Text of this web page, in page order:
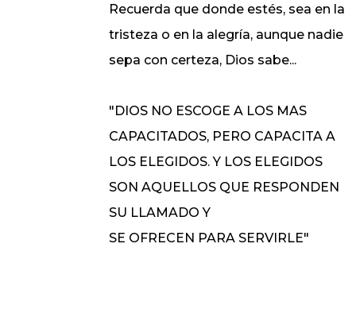
Recuerda que donde estés, sea en la
tristeza o en la alegría, aunque nadie
sepa con certeza, Dios sabe...
"DIOS NO ESCOGE A LOS MAS
CAPACITADOS, PERO CAPACITA A
LOS ELEGIDOS. Y LOS ELEGIDOS
SON AQUELLOS QUE RESPONDEN
SU LLAMADO Y
SE OFRECEN PARA SERVIRLE"